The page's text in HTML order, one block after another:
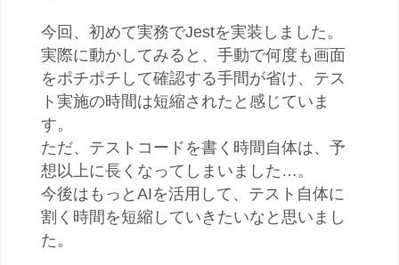
今回、初めて実務でJestを実装しました。
実際に動かしてみると、手動で何度も画面
をポチポチして確認する手間が省け、テス
ト実施の時間は短縮されたと感じていま
す。
ただ、テストコードを書く時間自体は、予
想以上に長くなってしまいました…。
今後はもっとAIを活用して、テスト自体に
割く時間を短縮していきたいなと思いまし
た。